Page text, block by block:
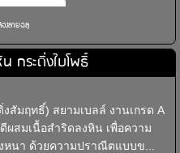
งลายฉลุ
กระดิ่งใบโพธิ์
สัมฤทธิ์) สยามเบลล์ งานเกรด A
ผสมเนื้อสำริดลงหิน เพื่อความ
หนา ด้วยความปราณีตแบบข...